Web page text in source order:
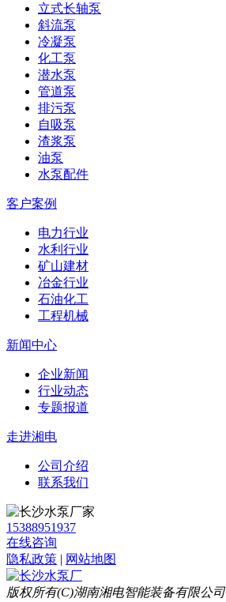
立式长轴泵
斜流泵
冷凝泵
化工泵
潜水泵
管道泵
排污泵
自吸泵
渣浆泵
油泵
水泵配件
客户案例
电力行业
水利行业
矿山建材
冶金行业
石油化工
工程机械
新闻中心
企业新闻
行业动态
专题报道
走进湘电
公司介绍
联系我们
15388951937
在线咨询
隐私政策 | 网站地图
版权所有(C)湖南湘电智能装备有限公司